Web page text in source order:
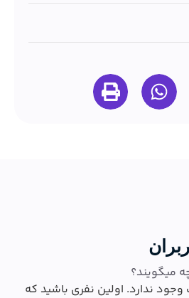
میگویند؟
ندارد. اولین نفری باشید که